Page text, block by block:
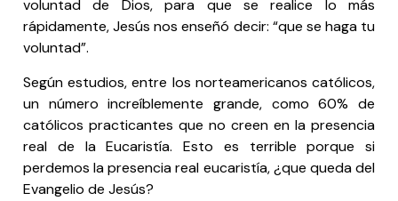
voluntad de Dios, para que se realice lo más
rápidamente, Jesús nos enseñó decir: “que se haga tu
voluntad”.
Según estudios, entre los norteamericanos católicos,
un número increíblemente grande, como 60% de
católicos practicantes que no creen en la presencia
real de la Eucaristía. Esto es terrible porque si
perdemos la presencia real eucaristía, ¿que queda del
Evangelio de Jesús?